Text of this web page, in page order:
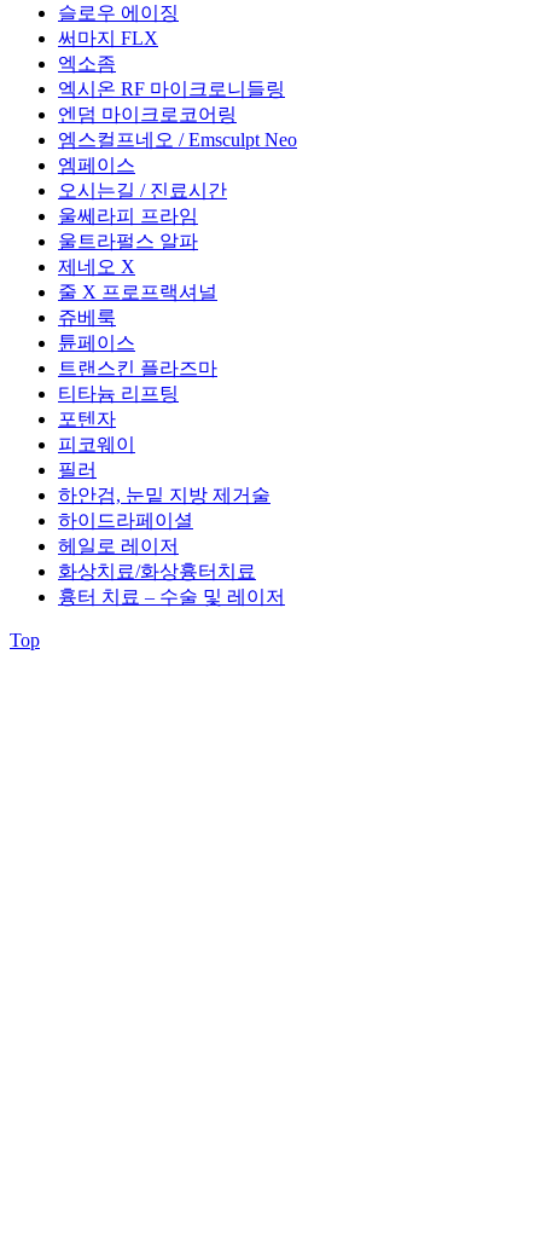
슬로우 에이징
써마지 FLX
엑소좀
엑시온 RF 마이크로니들링
엔덤 마이크로코어링
엠스컬프네오 / Emsculpt Neo
엠페이스
오시는길 / 진료시간
울쎄라피 프라임
울트라펄스 알파
제네오 X
줄 X 프로프랙셔널
쥬베룩
튠페이스
트랜스킨 플라즈마
티타늄 리프팅
포텐자
피코웨이
필러
하안검, 눈밑 지방 제거술
하이드라페이셜
헤일로 레이저
화상치료/화상흉터치료
흉터 치료 – 수술 및 레이저
Top